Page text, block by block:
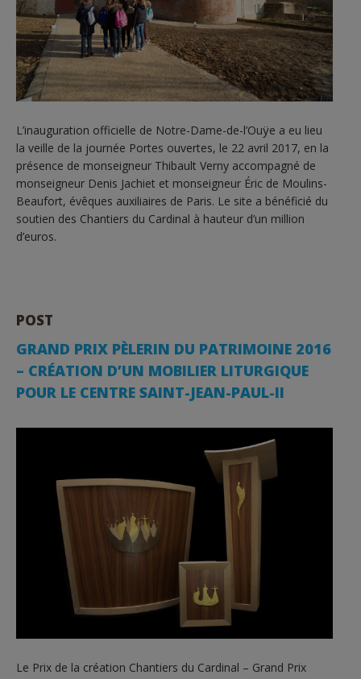
L’inauguration officielle de Notre-Dame-de-l’Ouÿe a eu lieu
la veille de la journée Portes ouvertes, le 22 avril 2017, en la
présence de monseigneur Thibault Verny accompagné de
monseigneur Denis Jachiet et monseigneur Éric de Moulins-
Beaufort, évêques auxiliaires de Paris. Le site a bénéficié du
soutien des Chantiers du Cardinal à hauteur d’un million
d’euros.
POST
GRAND PRIX PÈLERIN DU PATRIMOINE 2016
– CRÉATION D’UN MOBILIER LITURGIQUE
POUR LE CENTRE SAINT-JEAN-PAUL-II
Le Prix de la création Chantiers du Cardinal – Grand Prix